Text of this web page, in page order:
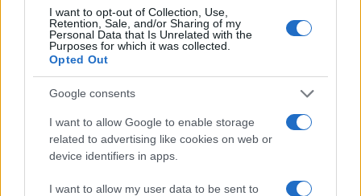
I want to opt-out of Collection, Use,
Retention, Sale, and/or Sharing of my
Personal Data that Is Unrelated with the
Purposes for which it was collected.
Opted Out
Google consents
I want to allow Google to enable storage
related to advertising like cookies on web or
device identifiers in apps.
I want to allow my user data to be sent to
SpaceX in ascesa: Unipol e Intesa Sanpaolo tra gli investitori
principali
Francesca Galli · 8 Ago 2026
FINANZA